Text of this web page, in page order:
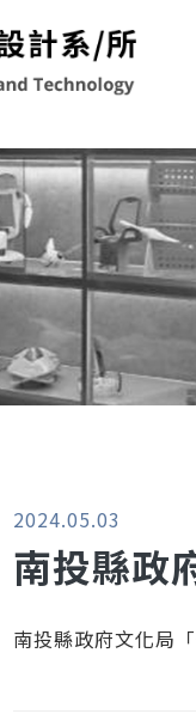
2024.05.03
南投縣政
南投縣政府文化局